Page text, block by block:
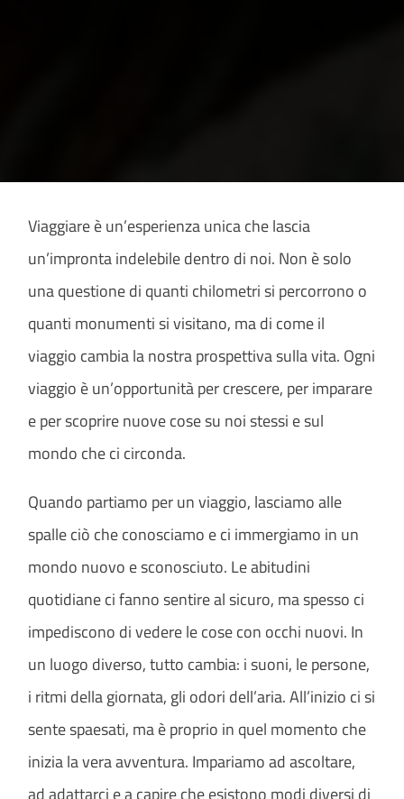
Viaggiare è un’esperienza unica che lascia
un’impronta indelebile dentro di noi. Non è solo
una questione di quanti chilometri si percorrono o
quanti monumenti si visitano, ma di come il
viaggio cambia la nostra prospettiva sulla vita. Ogni
viaggio è un’opportunità per crescere, per imparare
e per scoprire nuove cose su noi stessi e sul
mondo che ci circonda.
Quando partiamo per un viaggio, lasciamo alle
spalle ciò che conosciamo e ci immergiamo in un
mondo nuovo e sconosciuto. Le abitudini
quotidiane ci fanno sentire al sicuro, ma spesso ci
impediscono di vedere le cose con occhi nuovi. In
un luogo diverso, tutto cambia: i suoni, le persone,
i ritmi della giornata, gli odori dell’aria. All’inizio ci si
sente spaesati, ma è proprio in quel momento che
inizia la vera avventura. Impariamo ad ascoltare,